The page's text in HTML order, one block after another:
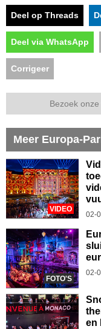
Deel op Threads
Deel via WhatsApp
Corrigeer
Bezoek
Meer Europa-
VIDEO
02-
FOTO'S
02-
en